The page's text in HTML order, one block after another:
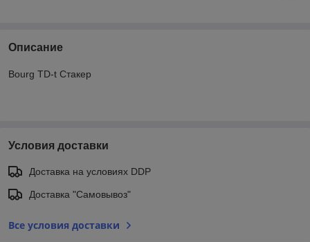
Описание
Bourg TD-t Стакер
Условия доставки
Доставка на условиях DDP
Доставка "Самовывоз"
Все условия доставки